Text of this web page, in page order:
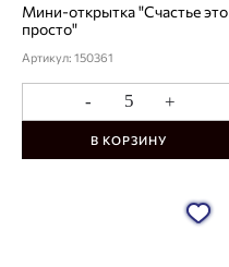
Мини-открытка "Счастье это
просто"
Артикул: 150361
- +
В КОРЗИНУ